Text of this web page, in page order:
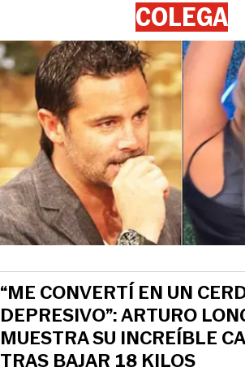
COLEGA
“ME CONVERTÍ EN UN
DEPRESIVO”: ARTURO
MUESTRA SU INCREÍBLE
TRAS BAJAR 18 KILOS